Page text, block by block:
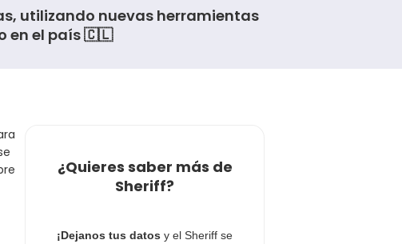
utilizando nuevas herramientas
en el país 🇨🇱
¿Quieres saber más de
Sheriff?
¡Dejanos tus datos y el Sheriff se